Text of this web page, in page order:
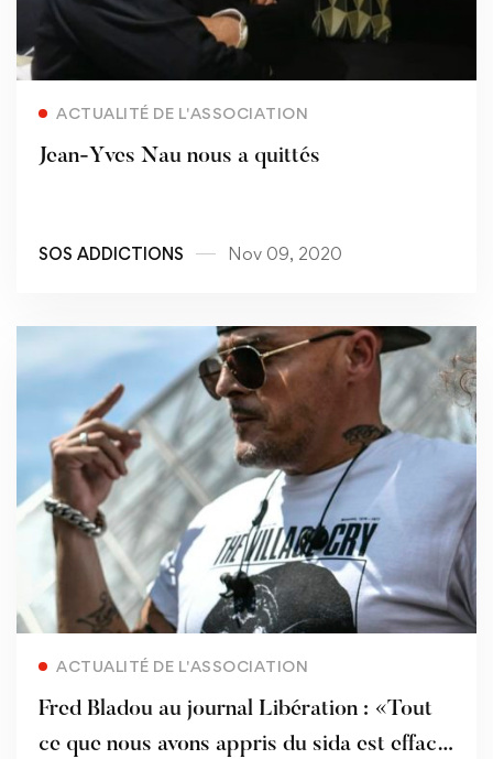
ACTUALITÉ DE L'ASSOCIATION
Jean-Yves Nau nous a quittés
SOS ADDICTIONS Nov 09, 2020
ACTUALITÉ DE L'ASSOCIATION
Fred Bladou au journal Libération : «Tout
ce que nous avons appris du sida est effacé,